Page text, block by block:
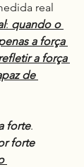
real
: quando o
a força
a força
de
forte.
forte